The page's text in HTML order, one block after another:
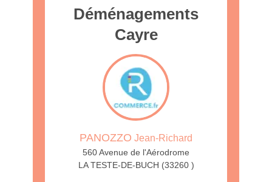
Déménagements
Cayre
PANOZZO Jean-Richard
560 Avenue de l'Aérodrome
LA TESTE-DE-BUCH (33260 )